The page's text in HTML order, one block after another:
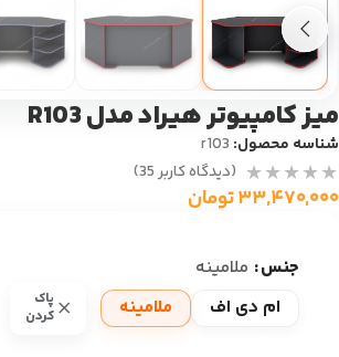
میز کامپیوتر هیراد مدل R103
شناسه محصول: r103
(دیدگاه کاربر35
)
۳۳,۴۷۰,۰۰۰تومان
جنس ملامینه
ام دی اف
ملامینه
پاک
کردن